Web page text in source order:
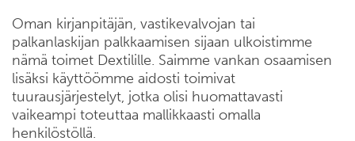
Oman kirjanpitäjän, vastikevalvojan tai
palkanlaskijan palkkaamisen sijaan ulkoistimme
nämä toimet Dextilille. Saimme vankan osaamisen
lisäksi käyttöömme aidosti toimivat
tuurausjärjestelyt, jotka olisi huomattavasti
vaikeampi toteuttaa mallikkaasti omalla
henkilöstöllä.